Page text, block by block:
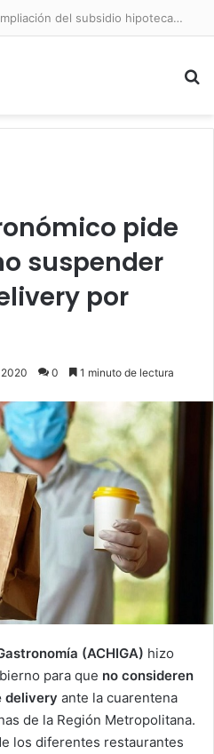
Diputado Sabat celebra ampliación del subsidio hipotecario con viviendas de hasta 6.000 UF
pide
suspender
por
0 1 minuto de lectura
(ACHIGA) hizo
para que no consideren
delivery ante la cuarentena
de la Región Metropolitana.
los diferentes restaurantes